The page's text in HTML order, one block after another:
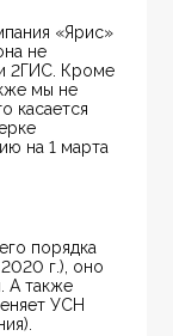
«Ярис»
не
2ГИС. Кроме
мы не
касается
на 1 марта
порядка
г.), оно
А также
УСН